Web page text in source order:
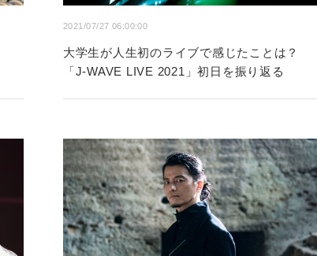
2021/07/27 06:00:00
大学生が人生初のライブで感じたことは？
「J-WAVE LIVE 2021」初日を振り返る